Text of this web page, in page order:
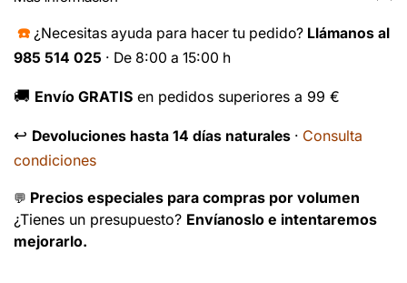
☎️ ¿Necesitas ayuda para hacer tu pedido? Llámanos al
985 514 025 · De 8:00 a 15:00 h
🚚 Envío GRATIS en pedidos superiores a 99 €
↩️ Devoluciones hasta 14 días naturales · Consulta
condiciones
💬 Precios especiales para compras por volumen
¿Tienes un presupuesto? Envíanoslo e intentaremos
mejorarlo.